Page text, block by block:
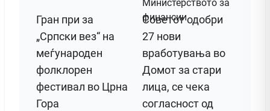
Гран при за
„Српски вез“ на
меѓународен
фолклорен
фестивал во Црна
Гора
Советот одобри
27 нови
вработувања во
Домот за стари
лица, се чека
согласност од